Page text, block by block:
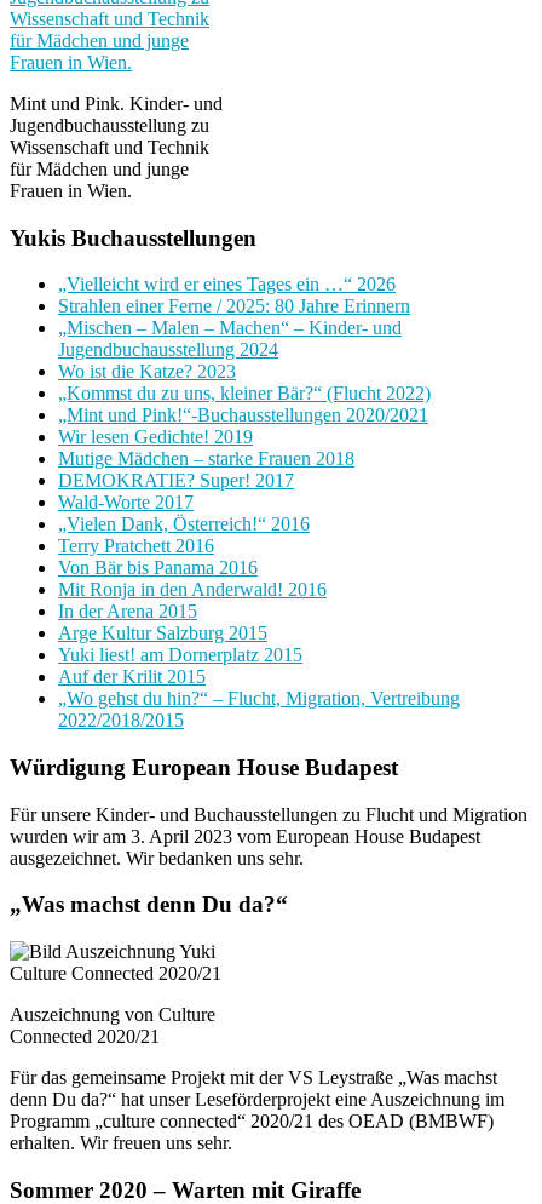
Mint und Pink. Kinder- und
Jugendbuchausstellung zu
Wissenschaft und Technik
für Mädchen und junge
Frauen in Wien.
Yukis Buchausstellungen
„Vielleicht wird er eines Tages ein …“ 2026
Strahlen einer Ferne / 2025: 80 Jahre Erinnern
„Mischen – Malen – Machen“ – Kinder- und
Jugendbuchausstellung 2024
Wo ist die Katze? 2023
„Kommst du zu uns, kleiner Bär?“ (Flucht 2022)
„Mint und Pink!“-Buchausstellungen 2020/2021
Wir lesen Gedichte! 2019
Mutige Mädchen – starke Frauen 2018
DEMOKRATIE? Super! 2017
Wald-Worte 2017
„Vielen Dank, Österreich!“ 2016
Terry Pratchett 2016
Von Bär bis Panama 2016
Mit Ronja in den Anderwald! 2016
In der Arena 2015
Arge Kultur Salzburg 2015
Yuki liest! am Dornerplatz 2015
Auf der Krilit 2015
„Wo gehst du hin?“ – Flucht, Migration, Vertreibung
2022/2018/2015
Würdigung European House Budapest
Für unsere Kinder- und Buchausstellungen zu Flucht und Migration
wurden wir am 3. April 2023 vom European House Budapest
ausgezeichnet. Wir bedanken uns sehr.
„Was machst denn Du da?“
Auszeichnung von Culture
Connected 2020/21
Für das gemeinsame Projekt mit der VS Leystraße „Was machst
denn Du da?“ hat unser Leseförderprojekt eine Auszeichnung im
Programm „culture connected“ 2020/21 des OEAD (BMBWF)
erhalten. Wir freuen uns sehr.
Sommer 2020 – Warten mit Giraffe